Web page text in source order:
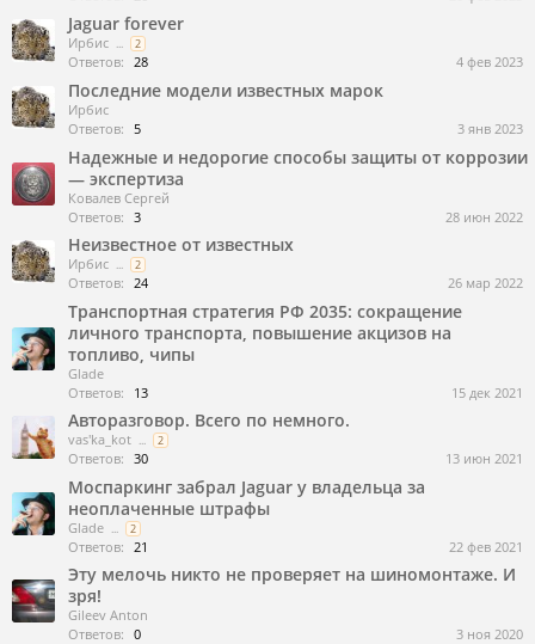
Jaguar forever
Ирбис ... 2
Ответов: 28 4 фев 2023
Последние модели известных марок
Ирбис
Ответов: 5 3 янв 2023
Надежные и недорогие способы защиты от коррозии
— экспертиза
Ковалев Сергей
Ответов: 3 28 июн 2022
Неизвестное от известных
Ирбис ... 2
Ответов: 24 26 мар 2022
Транспортная стратегия РФ 2035: сокращение
личного транспорта, повышение акцизов на
топливо, чипы
Glade
Ответов:
13 15 дек 2021
Авторазговор. Всего по немного.
vas'ka_kot ... 2
Ответов: 30 13 июн 2021
Моспаркинг забрал Jaguar у владельца за
неоплаченные штрафы
Glade ... 2
Ответов: 21 22 фев 2021
Эту мелочь никто не проверяет на шиномонтаже. И
зря!
Gileev Anton
Ответов: 0 3 ноя 2020